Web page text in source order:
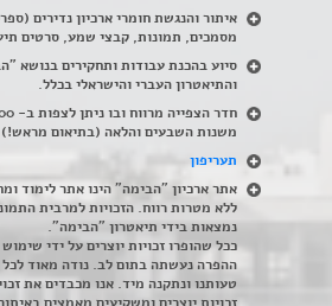
איתור והנגשת חומרי ארכיון נדירים (
מסמכים, תמונות, קבצי שמע, סרטים
סיוע בהכנת עבודות ותחקירים בנושא
והתיאטרון העברי והישראלי בכלל.
משנות השבעים והלאה (בתיאום מראש!)
תעריפון
אתר ארכיון "הבימה" הינו אתר לימוד
ללא מטרות רווח. הזכויות למרבית
נמצאות בידי תיאטרון "הבימה".
ככל שהופרו זכויות יוצרים על ידי
ההפרה נעשתה בתום לב. נודה מאוד לכל
טעותנו ונתקנה מיד. אנו מכבדים את